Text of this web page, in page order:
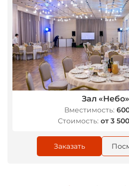
Зал «Небо»
Вместимость:
Стоимость: от 3
Заказать